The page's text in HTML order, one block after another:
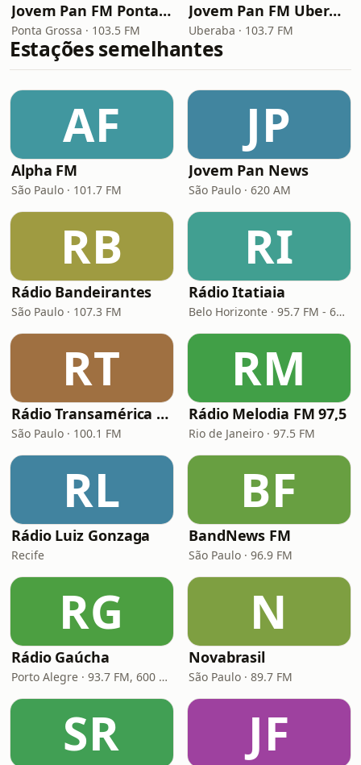
Jovem Pan FM Ponta Grossa
Ponta Grossa · 103.5 FM
Jovem Pan FM Uberaba
Uberaba · 103.7 FM
Estações semelhantes
AF
Alpha FM
São Paulo · 101.7 FM
JP
Jovem Pan News
São Paulo · 620 AM
RB
Rádio Bandeirantes
São Paulo · 107.3 FM
RI
Rádio Itatiaia
Belo Horizonte · 95.7 FM - 610 AM
RT
Rádio Transamérica (TMC)
São Paulo · 100.1 FM
RM
Rádio Melodia FM 97,5
Rio de Janeiro · 97.5 FM
RL
Rádio Luiz Gonzaga
Recife
BF
BandNews FM
São Paulo · 96.9 FM
RG
Rádio Gaúcha
Porto Alegre · 93.7 FM, 600 AM
N
Novabrasil
São Paulo · 89.7 FM
SR JF